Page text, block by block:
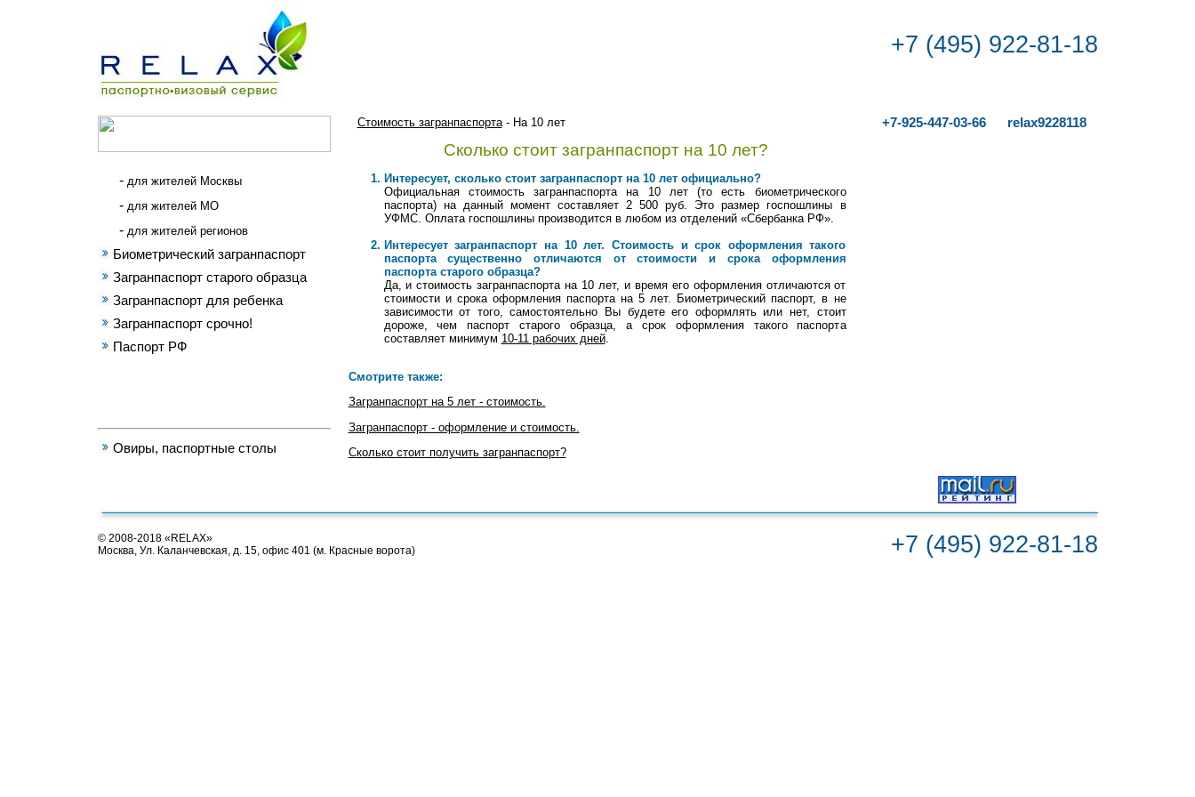
+7 (495) 922-81-18
- для жителей Москвы
- для жителей МО
- для жителей регионов
Биометрический загранпаспорт
Загранпаспорт старого образца
Загранпаспорт для ребенка
Загранпаспорт срочно!
Паспорт РФ
Овиры, паспортные cтолы
Стоимость загранпаспорта- На 10 лет
Сколько стоит загранпаспорт на 10 лет?
Интересует, сколько стоит загранпаспорт на 10 лет официально?
Официальная стоимость загранпаспорта на 10 лет (то есть биометрического
паспорта) на данный момент составляет 2 500 руб. Это размер госпошлины в
УФМС. Оплата госпошлины производится в любом из отделений «Сбербанка РФ».
Интересует загранпаспорт на 10 лет. Стоимость и срок оформления такого
паспорта существенно отличаются от стоимости и срока оформления
паспорта старого образца?
Да, и стоимость загранпаспорта на 10 лет, и время его оформления отличаются от
стоимости и срока оформления паспорта на 5 лет. Биометрический паспорт, в не
зависимости от того, самостоятельно Вы будете его оформлять или нет, стоит
дороже, чем паспорт старого образца, а срок оформления такого паспорта
составляет минимум 10-11 рабочих дней.
Смотрите также:
Загранпаспорт на 5 лет - стоимость.
Загранпаспорт - оформление и стоимость.
Сколько стоит получить загранпаспорт?
+7-925-447-03-66 relax9228118
© 2008-2018 «RELAX»
Москва, Ул. Каланчевская, д. 15, офис 401 (м. Красные ворота)
+7 (495) 922-81-18